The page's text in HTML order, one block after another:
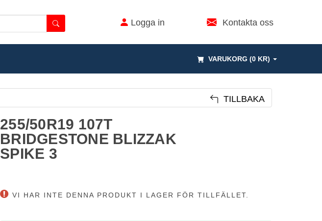
Logga in Kontakta oss
VARUKORG (0 KR)
TILLBAKA
255/50R19 107T
BRIDGESTONE BLIZZAK
SPIKE 3
VI HAR INTE DENNA PRODUKT I LAGER FÖR TILLFÄLLET.